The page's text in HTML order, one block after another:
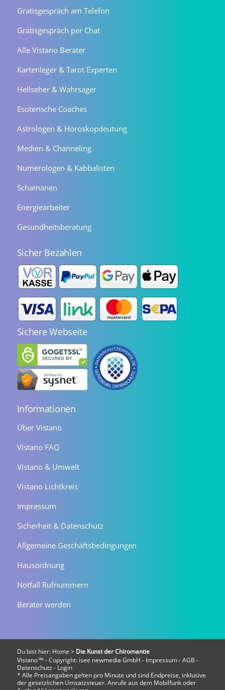
Gratisgespräch am Telefon
Gratisgespräch per Chat
Alle Vistano Berater
Kartenleger & Tarot Experten
Hellseher & Wahrsager
Esoterische Coaches
Astrologen & Horoskopdeutung
Medien & Channeling
Numerologen & Kabbalisten
Schamanen
Energiearbeiter
Gesundheitsberatung
Sicher Bezahlen
Sichere Webseite
Informationen
Über Vistano
Vistano FAQ
Vistano & Umwelt
Vistano Lichtkreis
Impressum
Sicherheit & Datenschutz
Allgemeine Geschäftsbedingungen
Hausordnung
Notfall Rufnummern
Berater werden
Du bist hier: Home > Die Kunst der Chiromantie
Vistano™ - Copyright: isee newmedia GmbH - Impressum-AGB -
Datenschutz - Login
* Alle Preisangaben gelten pro Minute und sind Endpreise, inklusive
der gesetzlichen Umsatzsteuer. Anrufe aus dem Mobilfunk oder